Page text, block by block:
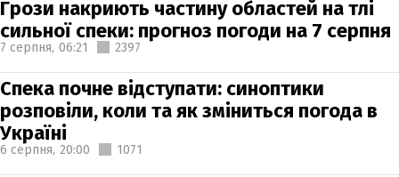
Грози накриють частину областей на тлі
сильної спеки: прогноз погоди на 7 серпня
7 серпня, 06:21 2397
Спека почне відступати: синоптики
розповіли, коли та як зміниться погода в
Україні
6 серпня, 20:00 1071